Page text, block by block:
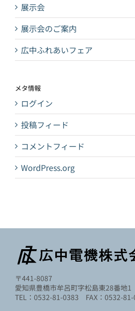
展示会
展示会のご案内
広中ふれあいフェア
メタ情報
ログイン
投稿フィード
コメントフィード
WordPress.org
〒441-8087
愛知県豊橋市牟呂町字松島東28番地1
TEL：0532-81-0383 FAX：0532-